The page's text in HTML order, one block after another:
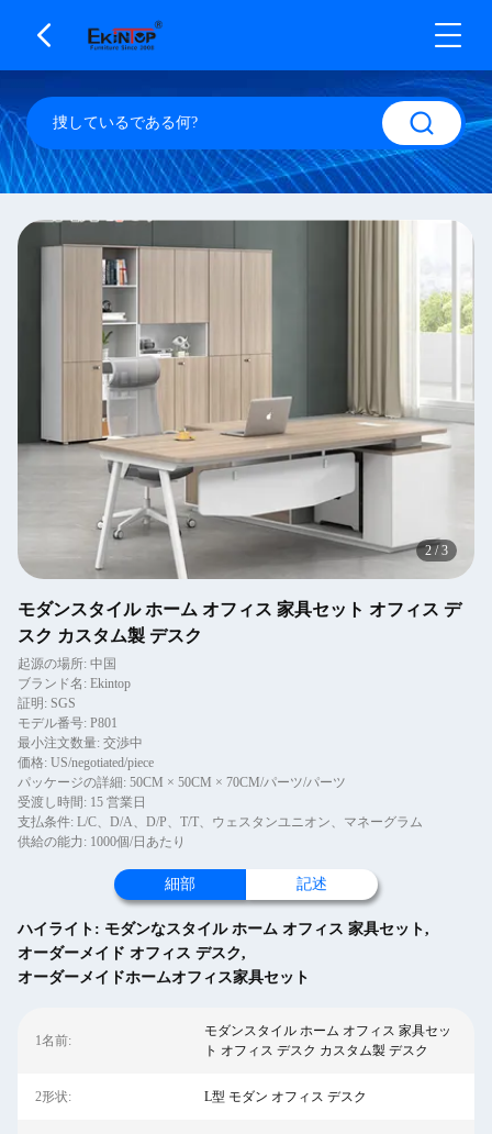
2/3
モダンスタイル ホーム オフィス 家具セット オフィス デ
スク カスタム製 デスク
起源の場所: 中国
ブランド名: Ekintop
証明: SGS
モデル番号: P801
最小注文数量: 交渉中
価格: US/negotiated/piece
パッケージの詳細: 50CM × 50CM × 70CM/パーツ/パーツ
受渡し時間: 15 営業日
支払条件: L/C、D/A、D/P、T/T、ウェスタンユニオン、マネーグラム
供給の能力: 1000個/日あたり
細部 記述
ハイライト: モダンなスタイル ホーム オフィス 家具セット,
オーダーメイド オフィス デスク,
オーダーメイドホームオフィス家具セット
1名前:
モダンスタイル ホーム オフィス 家具セッ
ト オフィス デスク カスタム製 デスク
2形状: L型 モダン オフィス デスク